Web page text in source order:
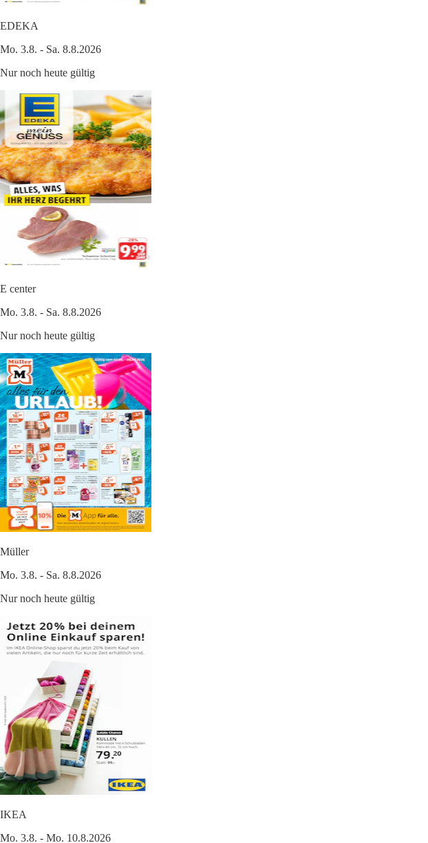
EDEKA
Mo. 3.8. - Sa. 8.8.2026
Nur noch heute gültig
E center
Mo. 3.8. - Sa. 8.8.2026
Nur noch heute gültig
Müller
Mo. 3.8. - Sa. 8.8.2026
Nur noch heute gültig
IKEA
Mo. 3.8. - Mo. 10.8.2026